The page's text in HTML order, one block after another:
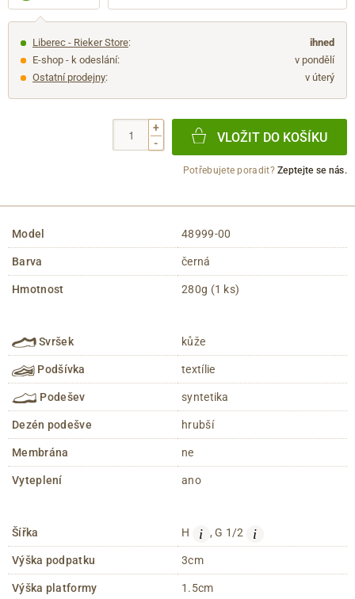
Liberec - Rieker Store:
ihned
E-shop - k odeslání:
v pondělí
Ostatní prodejny: v úterý
+
-
VLOŽIT DO KOŠÍKU
Potřebujete poradit?Zeptejte se nás.
Model 48999-00
Barva černá
Hmotnost 280g (1 ks)
Svršek kůže
Podšívka textílie
Podešev syntetika
Dezén podešve hrubší
Membrána ne
Vyteplení ano
Šířka H i , G 1/2 i
Výška podpatku 3cm
Výška platformy 1.5cm